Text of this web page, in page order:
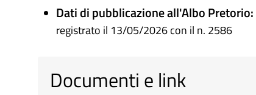
Dati di pubblicazione all'Albo Pretorio:
registrato il 13/05/2026 con il n. 2586
Documenti e link